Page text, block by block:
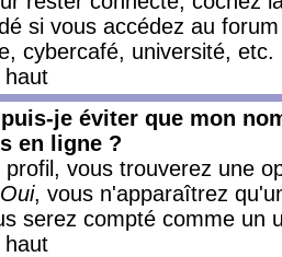
si vous accédez au
cybercafé, université, etc.
haut
je éviter que mon
en ligne ?
profil, vous trouverez une
Oui, vous n'apparaîtrez
serez compté comme un
haut